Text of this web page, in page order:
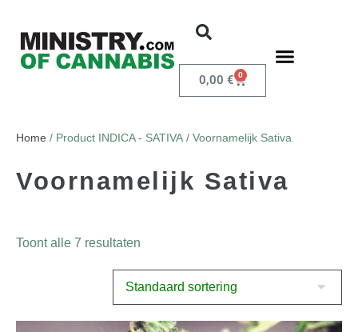
0,00 € 0
Home / Product INDICA - SATIVA / Voornamelijk Sativa
Voornamelijk Sativa
Toont alle 7 resultaten